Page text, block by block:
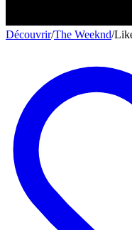
Découvrir/The Weeknd/